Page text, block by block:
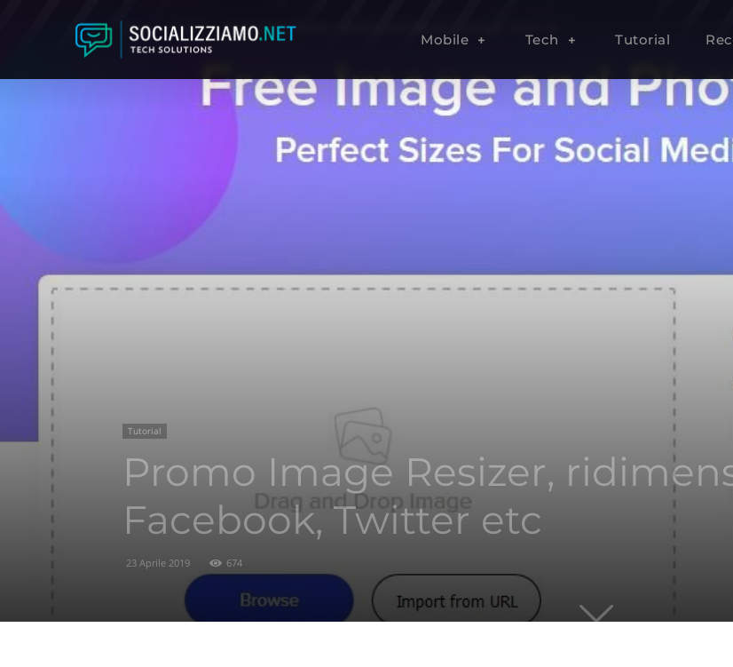
Mobile Tech Tutorial
Home Tutorial Promo Image Resizer, ridimensionare foto per Facebook, Twitter etc
Tutorial
Promo Image Resizer,
Facebook, Twitter etc
23 Aprile 2019 674